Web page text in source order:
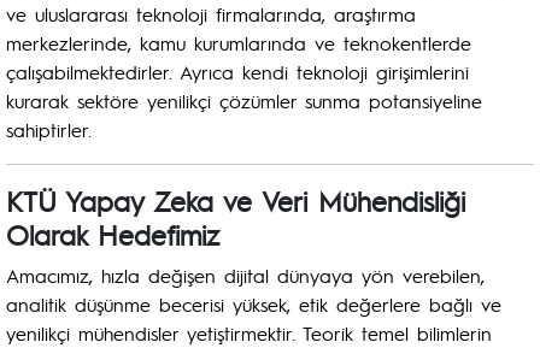
ve uluslararası teknoloji firmalarında, araştırma
merkezlerinde, kamu kurumlarında ve teknokentlerde
çalışabilmektedirler. Ayrıca kendi teknoloji girişimlerini
kurarak sektöre yenilikçi çözümler sunma potansiyeline
sahiptirler.
KTÜ Yapay Zeka ve Veri Mühendisliği
Olarak Hedefimiz
Amacımız, hızla değişen dijital dünyaya yön verebilen,
analitik düşünme becerisi yüksek, etik değerlere bağlı ve
yenilikçi mühendisler yetiştirmektir. Teorik temel bilimlerin